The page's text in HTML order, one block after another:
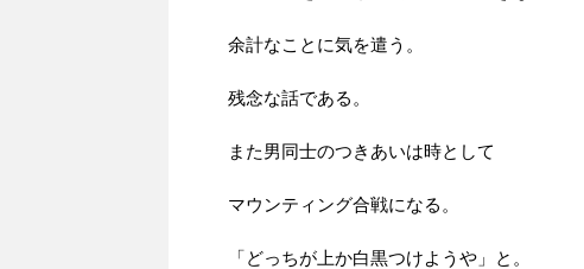
余計なことに気を遣う。
残念な話である。
また男同士のつきあいは時として
マウンティング合戦になる。
「どっちが上か白黒つけようや」と。